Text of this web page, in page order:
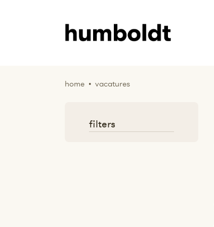
home • vacatures
filters